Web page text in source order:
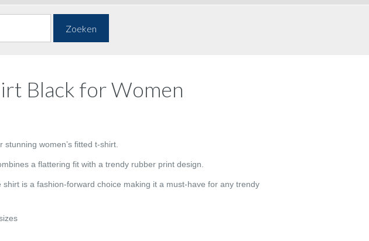
Zoeken
Black for Women
women’s fitted t-shirt.
a flattering fit with a trendy rubber print design.
is a fashion-forward choice making it a must-have for any trendy